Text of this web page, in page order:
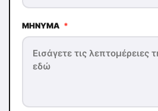
ΜΉΝΥΜΑ *